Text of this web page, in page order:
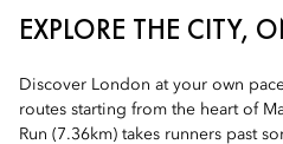
EXPLORE THE CITY,
Discover London at your own
routes starting from the heart of
Run (7.36km) takes runners past